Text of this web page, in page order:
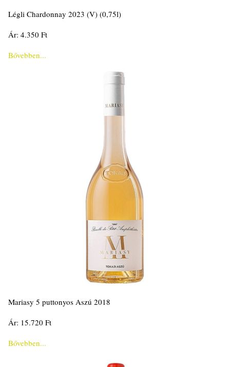
Légli Chardonnay 2023 (V) (0,75l)
Ár: 4.350 Ft
Bővebben...
Mariasy 5 puttonyos Aszú 2018
Ár: 15.720 Ft
Bővebben...